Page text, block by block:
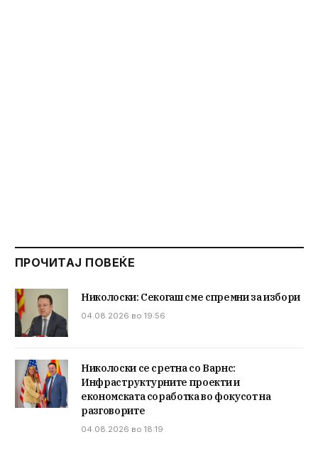
ПРОЧИТАЈ ПОВЕЌЕ
Николоски: Секогаш сме спремни за избори
04.08.2026 во 19:56
Николоски се сретна со Варнс:
Инфраструктурните проекти и
економската соработка во фокусот на
разговорите
04.08.2026 во 18:19